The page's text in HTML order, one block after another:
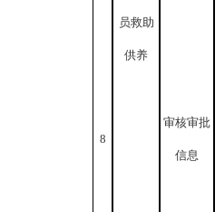
员救助
供养
8
审核审批
信息